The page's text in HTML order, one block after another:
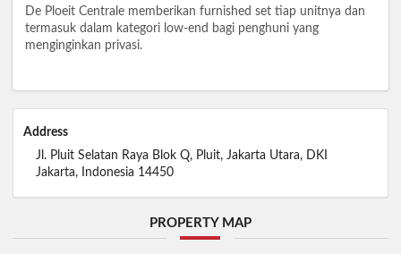
De Ploeit Centrale memberikan furnished set tiap unitnya dan
termasuk dalam kategori low-end bagi penghuni yang
menginginkan privasi.
Address
Jl. Pluit Selatan Raya Blok Q, Pluit, Jakarta Utara, DKI
Jakarta, Indonesia 14450
PROPERTY MAP